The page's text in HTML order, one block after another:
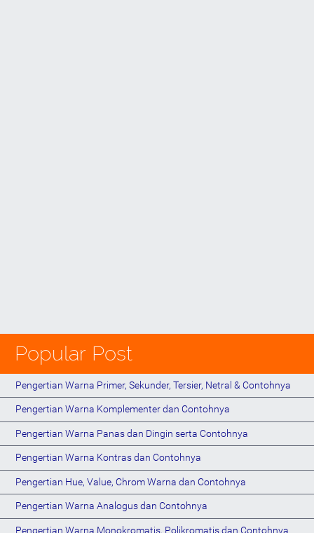
Popular Post
Pengertian Warna Primer, Sekunder, Tersier, Netral & Contohnya
Pengertian Warna Komplementer dan Contohnya
Pengertian Warna Panas dan Dingin serta Contohnya
Pengertian Warna Kontras dan Contohnya
Pengertian Hue, Value, Chrom Warna dan Contohnya
Pengertian Warna Analogus dan Contohnya
Pengertian Warna Monokromatis, Polikromatis dan Contohnya